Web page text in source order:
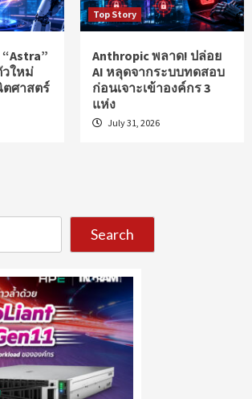
“Astra”
ใหม่
ศาสตร์
Top Story
Anthropic พลาด! ปล่อย
AI หลุดจากระบบทดสอบ
ก่อนเจาะเข้าองค์กร 3
แห่ง
July 31, 2026
Search